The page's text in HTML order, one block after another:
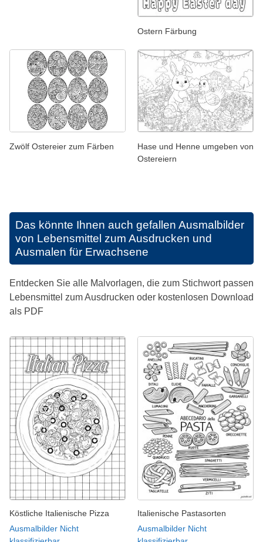
Ostern Färbung
Zwölf Ostereier zum Färben
Hase und Henne umgeben von
Ostereiern
Das könnte Ihnen auch gefallen Ausmalbilder
von Lebensmittel zum Ausdrucken und
Ausmalen für Erwachsene
Entdecken Sie alle Malvorlagen, die zum Stichwort passen
Lebensmittel zum Ausdrucken oder kostenlosen Download
als PDF
Köstliche Italienische Pizza
Ausmalbilder Nicht
Italienische Pastasorten
Ausmalbilder Nicht